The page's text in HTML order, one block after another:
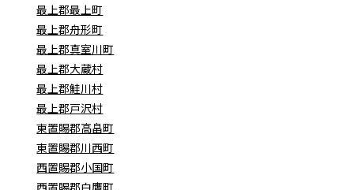
最上郡最上町
最上郡舟形町
最上郡真室川町
最上郡大蔵村
最上郡鮭川村
最上郡戸沢村
東置賜郡高畠町
東置賜郡川西町
西置賜郡小国町
西置賜郡白鷹町